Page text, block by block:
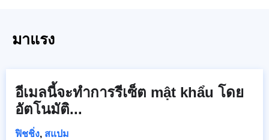
มาแรง
อีเมลนี้จะทำการรีเซ็ต mật khẩu โดย
อัตโนมัติ...
ฟิชชิ่ง, สแปม